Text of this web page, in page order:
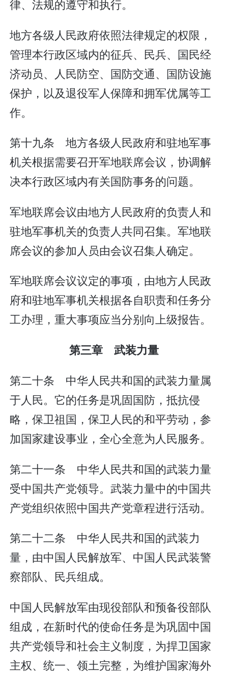
律、法规的遵守和执行。
地方各级人民政府依照法律规定的权限，
管理本行政区域内的征兵、民兵、国民经
济动员、人民防空、国防交通、国防设施
保护，以及退役军人保障和拥军优属等工
作。
第十九条 地方各级人民政府和驻地军事
机关根据需要召开军地联席会议，协调解
决本行政区域内有关国防事务的问题。
军地联席会议由地方人民政府的负责人和
驻地军事机关的负责人共同召集。军地联
席会议的参加人员由会议召集人确定。
军地联席会议议定的事项，由地方人民政
府和驻地军事机关根据各自职责和任务分
工办理，重大事项应当分别向上级报告。
第三章 武装力量
第二十条 中华人民共和国的武装力量属
于人民。它的任务是巩固国防，抵抗侵
略，保卫祖国，保卫人民的和平劳动，参
加国家建设事业，全心全意为人民服务。
第二十一条 中华人民共和国的武装力量
受中国共产党领导。武装力量中的中国共
产党组织依照中国共产党章程进行活动。
第二十二条 中华人民共和国的武装力
量，由中国人民解放军、中国人民武装警
察部队、民兵组成。
中国人民解放军由现役部队和预备役部队
组成，在新时代的使命任务是为巩固中国
共产党领导和社会主义制度，为捍卫国家
主权、统一、领土完整，为维护国家海外